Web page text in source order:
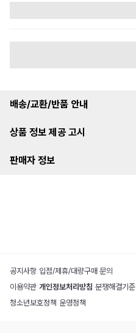
배송/교환/반품 안내
상품 정보 제공 고시
판매자 정보
공지사항 입점/제휴/대량구매 문의
이용약관 개인정보처리방침 분쟁해결기준
청소년보호정책 운영정책